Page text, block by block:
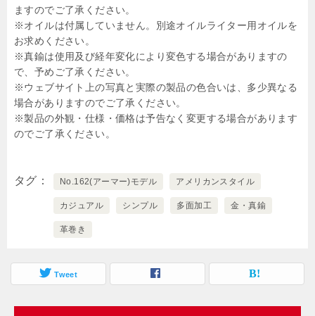
ますのでご了承ください。
※オイルは付属していません。別途オイルライター用オイルを
お求めください。
※真鍮は使用及び経年変化により変色する場合がありますの
で、予めご了承ください。
※ウェブサイト上の写真と実際の製品の色合いは、多少異なる
場合がありますのでご了承ください。
※製品の外観・仕様・価格は予告なく変更する場合があります
のでご了承ください。
タグ No.162(アーマー)モデル アメリカンスタイル
カジュアル シンプル 多面加工 金・真鍮
革巻き
Tweet